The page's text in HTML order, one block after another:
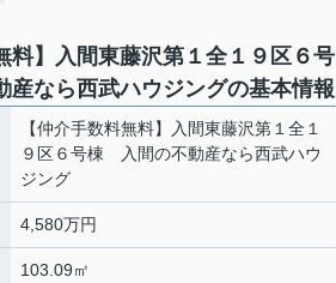
料】入間東藤沢第１全１９区６号
なら西武ハウジングの基本情報
【仲介手数料無料】入間東藤沢第１全１
９区６号棟 入間の不動産なら西武ハウ
ジング
4,580万円
103.09㎡